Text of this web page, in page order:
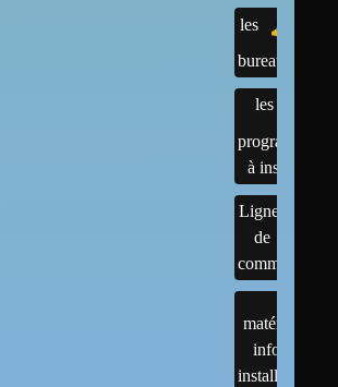
les
bureaux
les
programmes
à installer
Lignes
de
commandes
matériels :
infos et
installations